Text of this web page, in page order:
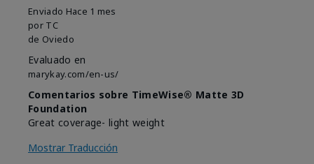
Enviado Hace 1 mes
por TC
de Oviedo
Evaluado en
marykay.com/en-us/
Comentarios sobre TimeWise® Matte 3D
Foundation
Great coverage- light weight
Mostrar Traducción